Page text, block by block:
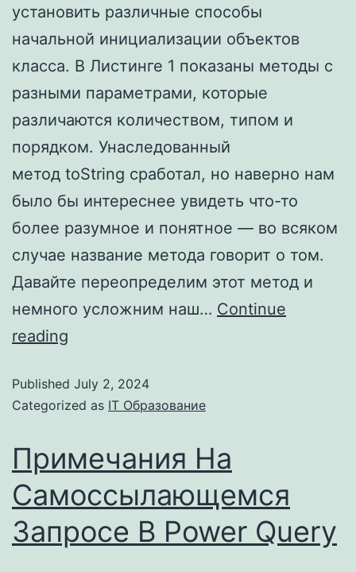
установить различные способы
начальной инициализации объектов
класса. В Листинге 1 показаны методы с
разными параметрами, которые
различаются количеством, типом и
порядком. Унаследованный
метод toString сработал, но наверно нам
было бы интереснее увидеть что-то
более разумное и понятное — во всяком
случае название метода говорит о том.
Давайте переопределим этот метод и
немного усложним наш… Continue
reading
Published July 2, 2024
Categorized as IT Образование
Примечания На
Самоссылающемся
Запросе В Power Query